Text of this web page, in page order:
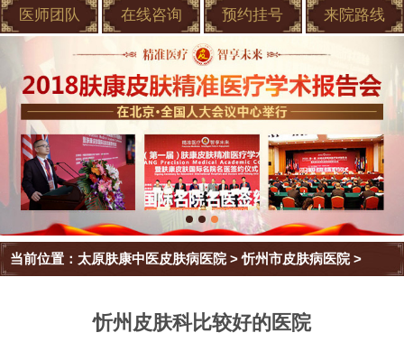
医师团队 在线咨询 预约挂号 来院路线
当前位置： 太原肤康中医皮肤病医院>忻州市皮肤病医院>
忻州皮肤科比较好的医院